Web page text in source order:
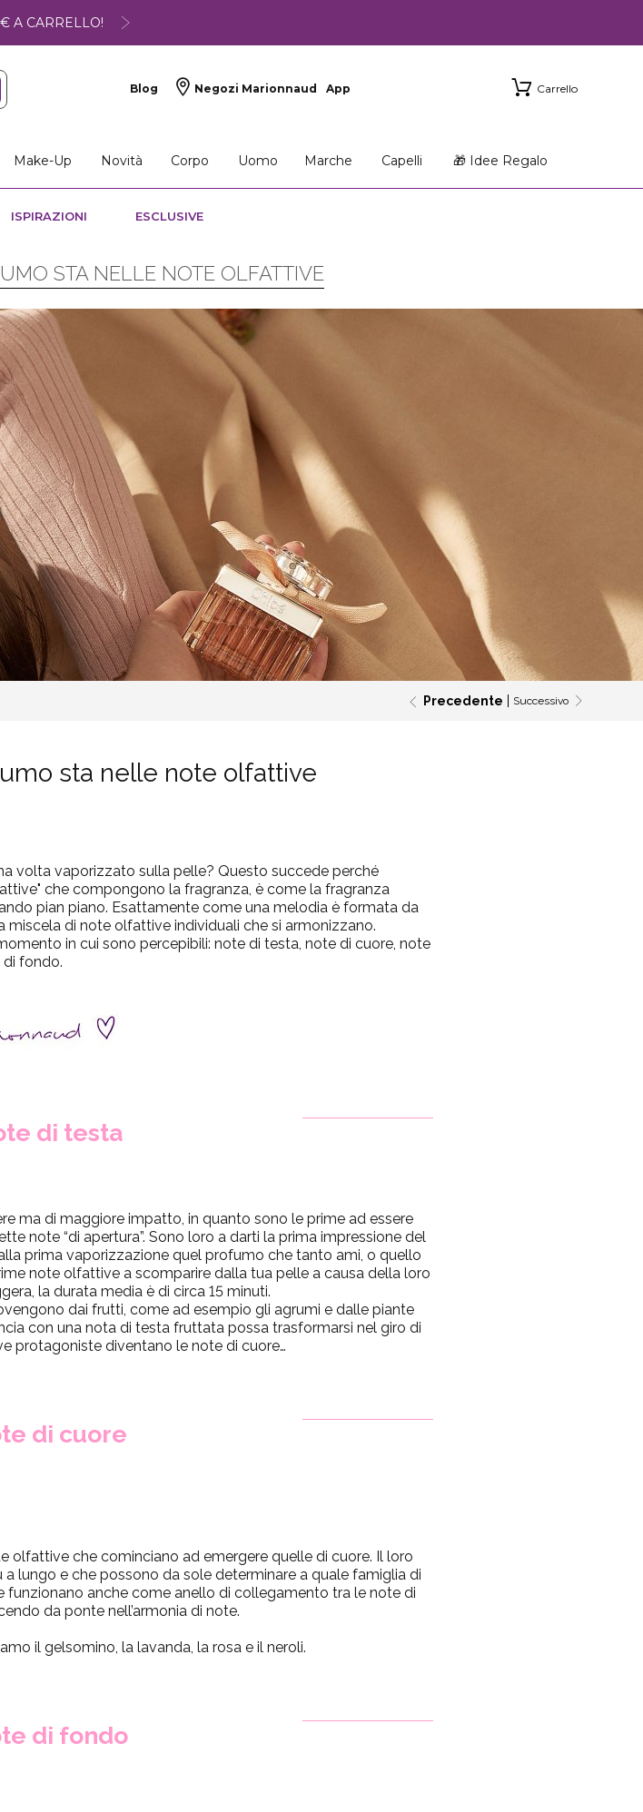
A CARRELLO!
Blog Negozi Marionnaud App Carrello
Make-Up Novità Corpo Uomo Marche Capelli 🎁 Idee Regalo
ISPIRAZIONI ESCLUSIVE
STA NELLE NOTE OLFATTIVE
Precedente Successivo
sta nelle note olfattive
volta vaporizzato sulla pelle? Questo succede perché
che compongono la fragranza, è come la fragranza
pian piano. Esattamente come una melodia è formata da
di note olfattive individuali che si armonizzano.
in cui sono percepibili: note di testa, note di cuore, note
di fondo.
di testa
ma di maggiore impatto, in quanto sono le prime ad essere
note “di apertura”. Sono loro a darti la prima impressione del
prima vaporizzazione quel profumo che tanto ami, o quello
note olfattive a scomparire dalla tua pelle a causa della loro
la durata media è di circa 15 minuti.
dai frutti, come ad esempio gli agrumi e dalle piante
con una nota di testa fruttata possa trasformarsi nel giro di
protagoniste diventano le note di cuore…
di cuore
olfattive che cominciano ad emergere quelle di cuore. Il loro
lungo e che possono da sole determinare a quale famiglia di
anche come anello di collegamento tra le note di
da ponte nell’armonia di note.
il gelsomino, la lavanda, la rosa e il neroli.
di fondo